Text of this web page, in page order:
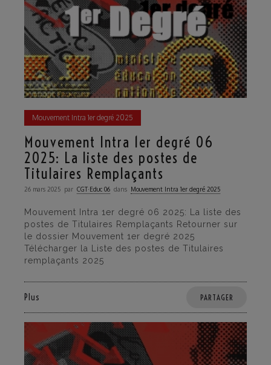
Mouvement Intra 1er degré 2025
Mouvement Intra 1er degré 06
2025: La liste des postes de
Titulaires Remplaçants
26 mars 2025 par CGT·Educ 06 dans Mouvement Intra 1er degré 2025
Mouvement Intra 1er degré 06 2025: La liste des
postes de Titulaires Remplaçants Retourner sur
le dossier Mouvement 1er degré 2025
Télécharger la Liste des postes de Titulaires
remplaçants 2025
Plus PARTAGER